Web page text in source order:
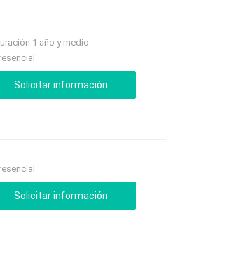
1 año y medio